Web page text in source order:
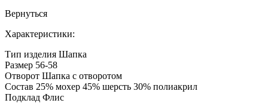
Вернуться
Характеристики:
Тип изделия Шапка
Размер 56-58
Отворот Шапка с отворотом
Состав 25% мохер 45% шерсть 30% полиакрил
Подклад Флис